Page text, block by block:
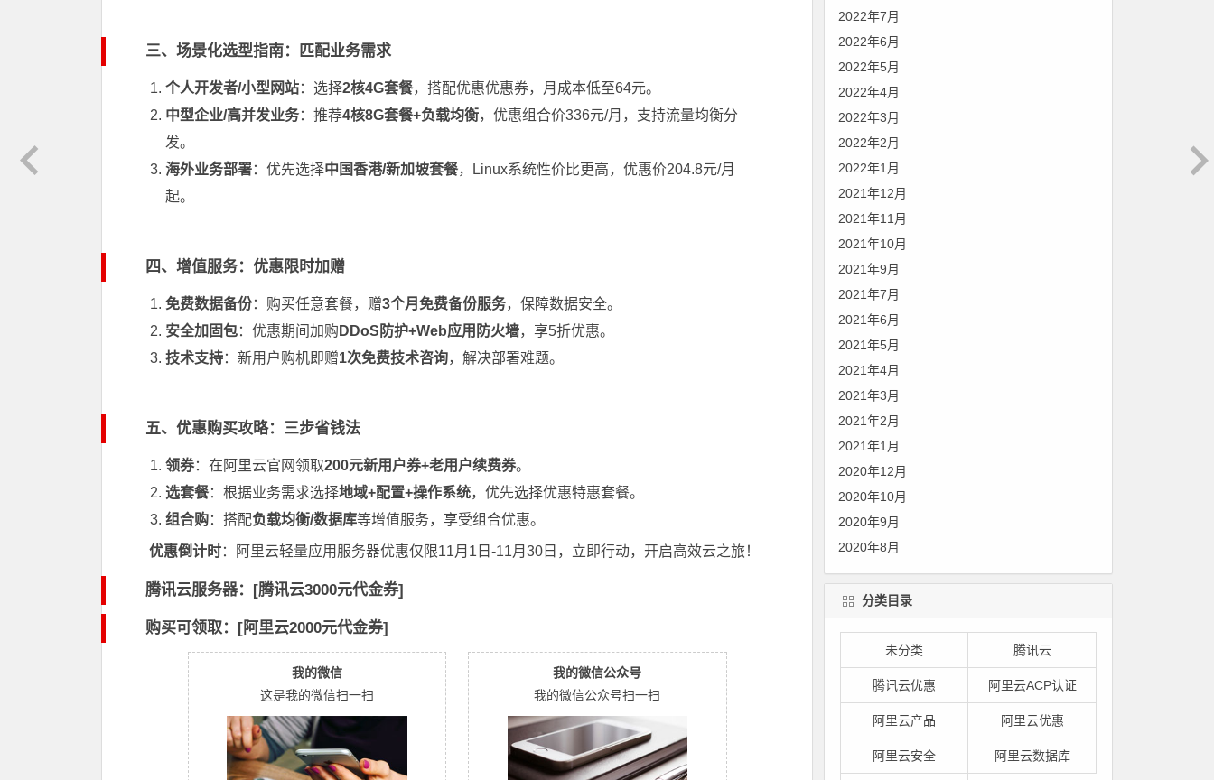
三、场景化选型指南：匹配业务需求
个人开发者/小型网站：选择2核4G套餐，搭配优惠优惠券，月成本低至64元。
中型企业/高并发业务：推荐4核8G套餐+负载均衡，优惠组合价336元/月，支持流量均衡分
发。
海外业务部署：优先选择中国香港/新加坡套餐，Linux系统性价比更高，优惠价204.8元/月
起。
四、增值服务：优惠限时加赠
免费数据备份：购买任意套餐，赠3个月免费备份服务，保障数据安全。
安全加固包：优惠期间加购 DDoS防护+Web应用防火墙，享5折优惠。
技术支持：新用户购机即赠1次免费技术咨询，解决部署难题。
五、优惠购买攻略：三步省钱法
领券：在阿里云官网领取200元新用户券+老用户续费券。
选套餐：根据业务需求选择地域+配置+操作系统，优先选择优惠特惠套餐。
组合购：搭配负载均衡/数据库等增值服务，享受组合优惠。
优惠倒计时：阿里云轻量应用服务器优惠仅限11月1日-11月30日，立即行动，开启高效云之旅！
腾讯云服务器：[腾讯云3000元代金券]
购买可领取：[阿里云2000元代金券]
我的微信
这是我的微信扫一扫
我的微信公众号
我的微信公众号扫一扫
2022年7月
2022年6月
2022年5月
2022年4月
2022年3月
2022年2月
2022年1月
2021年12月
2021年11月
2021年10月
2021年9月
2021年7月
2021年6月
2021年5月
2021年4月
2021年3月
2021年2月
2021年1月
2020年12月
2020年10月
2020年9月
2020年8月
分类目录
未分类 腾讯云
腾讯云优惠 阿里云ACP认证
阿里云产品 阿里云优惠
阿里云安全 阿里云数据库